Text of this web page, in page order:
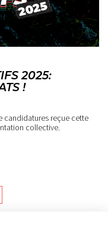
2025:
!
candidatures reçue cette
collective.